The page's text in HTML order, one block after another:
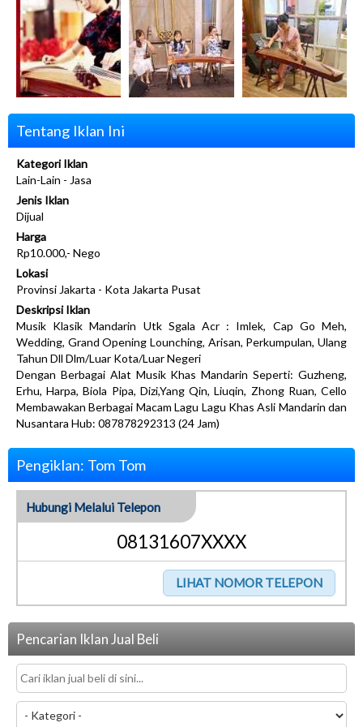
Tentang Iklan Ini
Kategori Iklan
Lain-Lain - Jasa
Jenis Iklan
Dijual
Harga
Rp10.000,- Nego
Lokasi
Provinsi Jakarta - Kota Jakarta Pusat
Deskripsi Iklan
Musik Klasik Mandarin Utk Sgala Acr : Imlek, Cap Go Meh,
Wedding, Grand Opening Lounching, Arisan, Perkumpulan, Ulang
Tahun Dll Dlm/Luar Kota/Luar Negeri
Dengan Berbagai Alat Musik Khas Mandarin Seperti: Guzheng,
Erhu, Harpa, Biola Pipa, Dizi,Yang Qin, Liuqin, Zhong Ruan, Cello
Membawakan Berbagai Macam Lagu Lagu Khas Asli Mandarin dan
Nusantara Hub: 087878292313 (24 Jam)
Pengiklan: Tom Tom
Hubungi Melalui Telepon
08131607XXXX
Pencarian Iklan Jual Beli